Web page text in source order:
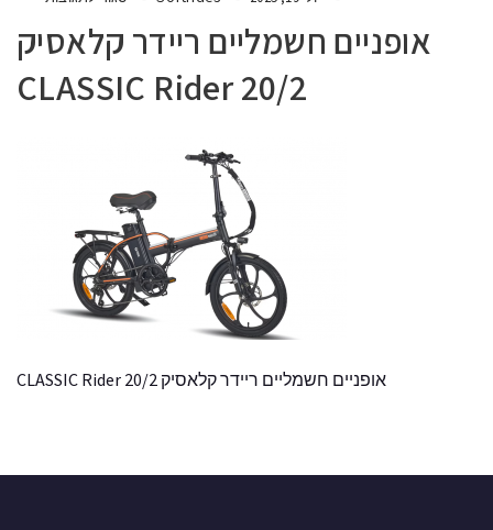
אופניים חשמליים ריידר קלאסיק
20/2 CLASSIC Rider
אופניים חשמליים ריידר קלאסיק 20/2 CLASSIC Rider